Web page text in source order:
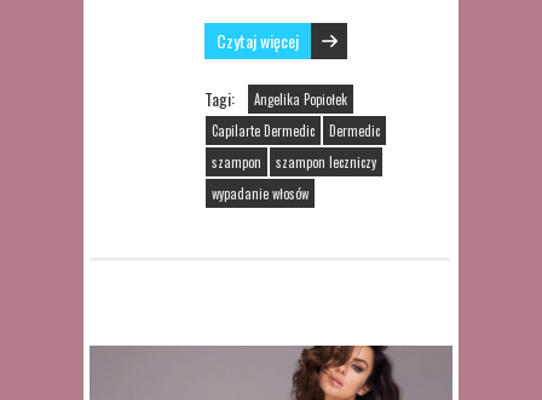
Czytaj więcej
Tagi:
Angelika Popiołek
Capilarte Dermedic
Dermedic
szampon
szampon leczniczy
wypadanie włosów